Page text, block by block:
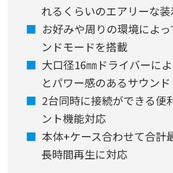
れるくらいのエアリーな
お好みや周りの環境によ
ンドモードを搭載
大口径16㎜ドライバーに
とパワー感のあるサウンド
2台同時に接続ができる便
ント機能対応
本体+ケース合わせて合計
長時間再生に対応